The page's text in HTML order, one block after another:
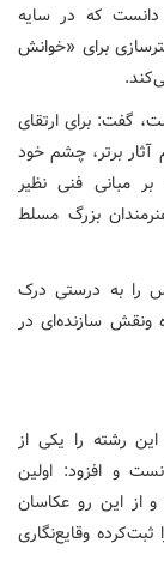
دانست که در سایه
برای «خوانش
گفت: برای ارتقای
برتر، چشم خود
مبانی فنی نظیر
بزرگ مسلط
را به درستی درک
ونقش سازنده‌ای در
رشته را یکی از
و افزود: اولین
این رو عکاسان
وقایع‌نگاری